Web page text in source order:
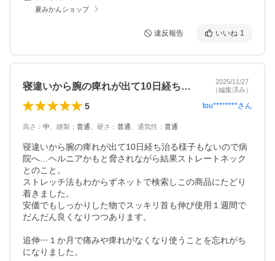
夏みかんショップ
違反報告 いいね 1
寝違いから腕の痺れが出て10日経ち治る…
2025/11/27
（編集済み）
5 tou********さん
高さ ： 中 縫製 ： 普通 硬さ ： 普通 通気性 ： 普通
寝違いから腕の痺れが出て10日経ち治る様子もないので病
院へ…ヘルニアかもと脅されながら結果ストレートネック
とのこと。
ストレッチ法もわからずネットで検索しこの商品にたどり
着きました。
安価でもしっかりした物でスッキリ首も伸び使用１週間で
だんだん良くなりつつあります。
追伸⋯１か月で痛みや痺れがなくなり使うことを忘れがち
になりました。